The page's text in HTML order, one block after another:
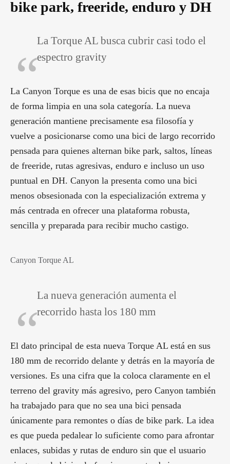
bike park, freeride, enduro y DH
La Torque AL busca cubrir casi todo el
espectro gravity
La Canyon Torque es una de esas bicis que no encaja
de forma limpia en una sola categoría. La nueva
generación mantiene precisamente esa filosofía y
vuelve a posicionarse como una bici de largo recorrido
pensada para quienes alternan bike park, saltos, líneas
de freeride, rutas agresivas, enduro e incluso un uso
puntual en DH. Canyon la presenta como una bici
menos obsesionada con la especialización extrema y
más centrada en ofrecer una plataforma robusta,
sencilla y preparada para recibir mucho castigo.
Canyon Torque AL
La nueva generación aumenta el
recorrido hasta los 180 mm
El dato principal de esta nueva Torque AL está en sus
180 mm de recorrido delante y detrás en la mayoría de
versiones. Es una cifra que la coloca claramente en el
terreno del gravity más agresivo, pero Canyon también
ha trabajado para que no sea una bici pensada
únicamente para remontes o días de bike park. La idea
es que pueda pedalear lo suficiente como para afrontar
enlaces, subidas y rutas de enduro sin que el usuario